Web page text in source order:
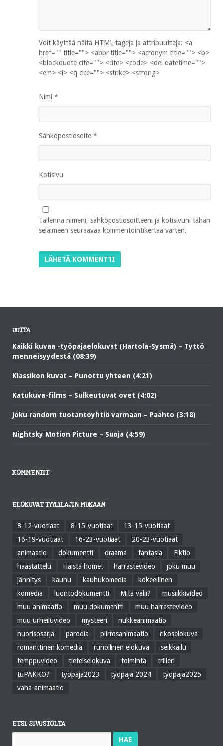
Voit käyttää näitä HTML-tageja ja attribuutteja: <a
href="" title=""> <abbr title=""> <acronym title=""> <b>
<blockquote cite=""> <cite> <code> <del datetime="">
<em> <i> <q cite=""> <strike> <strong>
Nimi *
Sähköpostiosoite *
Kotisivu
Tallenna nimeni, sähköpostiosoitteeni ja kotisivuni tähän
selaimeen seuraavaa kommentointikertaa varten.
UUTTA
Kaikki kuvaa -työpajaelokuvat (Hartola-Sysmä) – Tyttö
menneisyydestä (08:39)
Klassikon kuvat – Punottu yhteen (4:21)
Katukuva-films – Sulkeutuvat ovet (4:02)
Joku random tuotantoyhtiö varmaan – Paahto (3:18)
Nightsky Motion Picture – Suoja (4:59)
KOMMENTIT
ELOKUVAT TYYLILAJIN MUKAAN
8-12-vuotiaat 8-15-vuotiaat
13-15-vuotiaat
16-19-vuotiaat
16-23-vuotiaat
20-23-vuotiaat
animaatio
dokumentti draama fantasia
Fiktio
haastattelu
Haista home! harrastevideo
joku muu
jännitys
kauhu kauhukomedia
kokeellinen
komedia
luontodokumentti Mitä välii?
musiikkivideo
muu animaatio
muu dokumentti
muu harrastevideo
muu urheiluvideo
mysteeri
nukkeanimaatio
nuorisosarja
parodia piirrosanimaatio
rikoselokuva
romanttinen komedia
runollinen elokuva
seikkailu
temppuvideo
tieteiselokuva toiminta
trilleri
tuPAKKO?
työpaja2023 työpaja 2024
työpaja2025
vaha-animaatio
ETSI SIVUSTOLTA